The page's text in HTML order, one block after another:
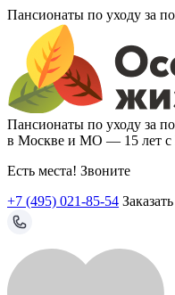
Пансионаты по уходу
Пансионаты по уходу за
в Москве и МО — 15 лет
Есть места! Звоните
+7 (495) 021-85-54